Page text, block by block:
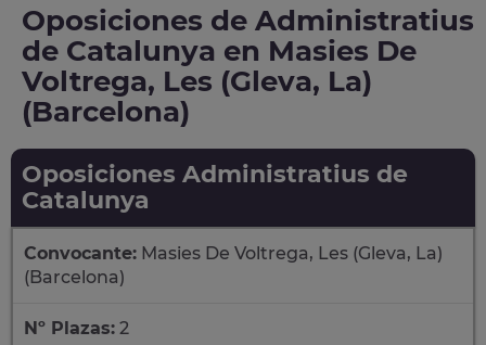
Oposiciones de Administratius
de Catalunya en Masies De
Voltrega, Les (Gleva, La)
(Barcelona)
Oposiciones Administratius de
Catalunya
Convocante: Masies De Voltrega, Les (Gleva, La)
(Barcelona)
Nº Plazas: 2